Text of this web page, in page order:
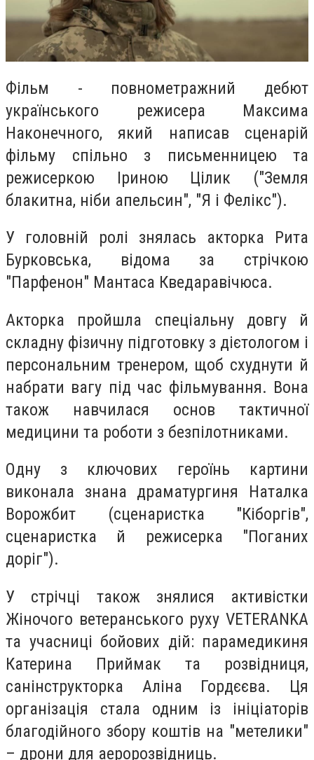
Фільм - повнометражний дебют
українського режисера Максима
Наконечного, який написав сценарій
фільму спільно з письменницею та
режисеркою Іриною Цілик ("Земля
блакитна, ніби апельсин", "Я і Фелікс").
У головній ролі знялась акторка Рита
Бурковська, відома за стрічкою
"Парфенон" Мантаса Кведаравічюса.
Акторка пройшла спеціальну довгу й
складну фізичну підготовку з дієтологом і
персональним тренером, щоб схуднути й
набрати вагу під час фільмування. Вона
також навчилася основ тактичної
медицини та роботи з безпілотниками.
Одну з ключових героїнь картини
виконала знана драматургиня Наталка
Ворожбит (сценаристка "Кіборгів",
сценаристка й режисерка "Поганих
доріг").
У стрічці також знялися активістки
Жіночого ветеранського руху VETERANKA
та учасниці бойових дій: парамедикиня
Катерина Приймак та розвідниця,
санінструкторка Аліна Гордєєва. Ця
організація стала одним із ініціаторів
благодійного збору коштів на "метелики"
– дрони для аеророзвідниць.